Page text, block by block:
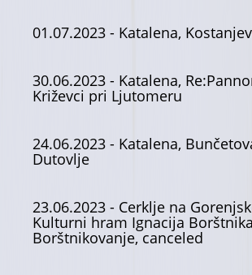
01.07.2023 - Katalena,
30.06.2023 - Katalena,
Križevci pri Ljutomeru
24.06.2023 - Katalena,
Dutovlje
23.06.2023 - Cerklje na
Kulturni hram Ignacija
Borštnikovanje, canceled